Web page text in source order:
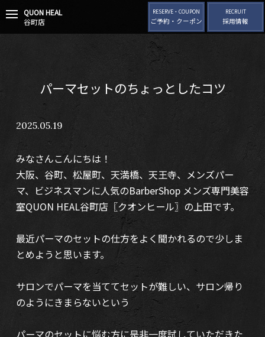
QUON HEAL
谷町店
RESERVE・COUPON
ご予約・クーポン
RECRUIT
採用情報
パーマセットのちょっとしたコツ
2025.05.19
みなさんこんにちは！
大阪、谷町、松屋町、天満橋、天王寺、メンズパー
マ、ビジネスマンに人気のBarberShop メンズ専門美容
室QUON HEAL谷町店〖クオンヒール〗の上田です。
最近パーマのセットの仕方をよく聞かれるので少しま
とめようと思います。
サロンでパーマを当ててセットが難しい、サロン帰り
のようにきまらないという
パーマのセットに悩む方に是非一度試していただきた
t
g